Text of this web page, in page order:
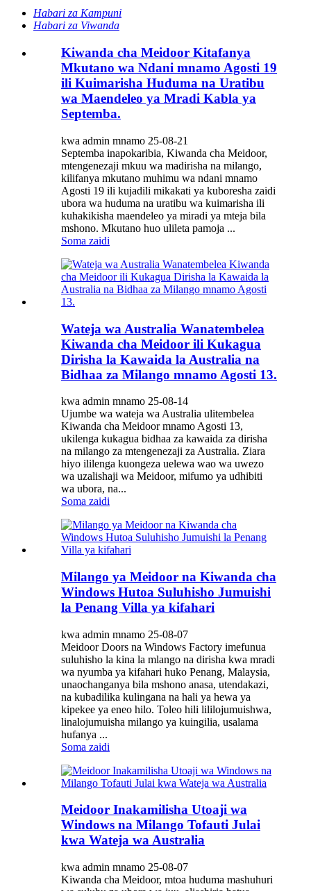
Habari za Kampuni
Habari za Viwanda
Kiwanda cha Meidoor Kitafanya
Mkutano wa Ndani mnamo Agosti 19
ili Kuimarisha Huduma na Uratibu
wa Maendeleo ya Mradi Kabla ya
Septemba.
kwa admin mnamo 25-08-21
Septemba inapokaribia, Kiwanda cha Meidoor,
mtengenezaji mkuu wa madirisha na milango,
kilifanya mkutano muhimu wa ndani mnamo
Agosti 19 ili kujadili mikakati ya kuboresha zaidi
ubora wa huduma na uratibu wa kuimarisha ili
kuhakikisha maendeleo ya miradi ya mteja bila
mshono. Mkutano huo ulileta pamoja ...
Soma zaidi
Wateja wa Australia Wanatembelea
Kiwanda cha Meidoor ili Kukagua
Dirisha la Kawaida la Australia na
Bidhaa za Milango mnamo Agosti 13.
kwa admin mnamo 25-08-14
Ujumbe wa wateja wa Australia ulitembelea
Kiwanda cha Meidoor mnamo Agosti 13,
ukilenga kukagua bidhaa za kawaida za dirisha
na milango za mtengenezaji za Australia. Ziara
hiyo ililenga kuongeza uelewa wao wa uwezo
wa uzalishaji wa Meidoor, mifumo ya udhibiti
wa ubora, na...
Soma zaidi
Milango ya Meidoor na Kiwanda cha
Windows Hutoa Suluhisho Jumuishi
la Penang Villa ya kifahari
kwa admin mnamo 25-08-07
Meidoor Doors na Windows Factory imefunua
suluhisho la kina la mlango na dirisha kwa mradi
wa nyumba ya kifahari huko Penang, Malaysia,
unaochanganya bila mshono anasa, utendakazi,
na kubadilika kulingana na hali ya hewa ya
kipekee ya eneo hilo. Toleo hili lililojumuishwa,
linalojumuisha milango ya kuingilia, usalama
hufanya ...
Soma zaidi
Meidoor Inakamilisha Utoaji wa
Windows na Milango Tofauti Julai
kwa Wateja wa Australia
kwa admin mnamo 25-08-07
Kiwanda cha Meidoor, mtoa huduma mashuhuri